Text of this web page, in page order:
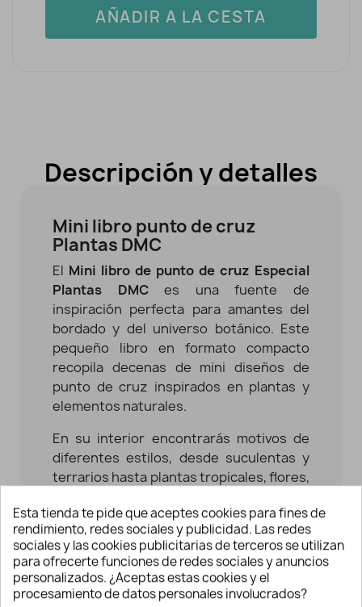
AÑADIR A LA CESTA
Descripción y detalles
Mini libro punto de cruz
Plantas DMC
El Mini libro de punto de cruz Especial
Plantas DMCes una fuente de
inspiración perfecta para amantes del
bordado y del universo botánico. Este
pequeño libro en formato compacto
recopila decenas de mini diseños de
punto de cruz inspirados en plantas y
elementos naturales.
En su interior encontrarás motivos de
diferentes estilos, desde suculentas y
terrarios hasta plantas tropicales, flores,
decorativas. Gracias a su formato de
pequeños diseños, es ideal para
personalizar prendas, accesorios
textiles, bolsas, neceseres, toallas o
crear pequeños cuadros decorativos.
Esta tienda te pide que aceptes cookies para fines de
rendimiento, redes sociales y publicidad. Las redes
sociales y las cookies publicitarias de terceros se utilizan
para ofrecerte funciones de redes sociales y anuncios
personalizados. ¿Aceptas estas cookies y el
procesamiento de datos personales involucrados?